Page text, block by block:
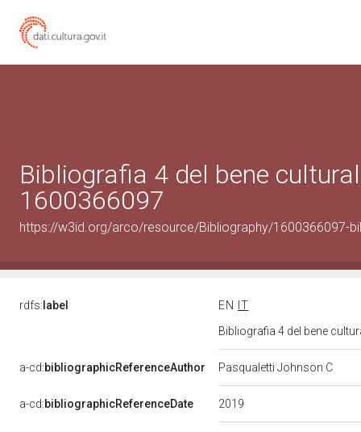
Bibliografia 4 del bene
1600366097
https://w3id.org/arco/resource/Bibliography/1600366097-
rdfs: label EN
IT
Bibliografia 4 del bene
a-cd:bibliographicReferenceAuthor Pasqualetti Johnson C
a-cd:bibliographicReferenceDate 2019